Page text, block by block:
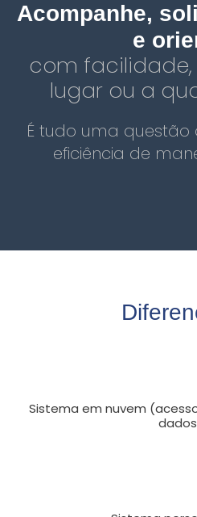
Acompanhe,
e
com
lugar ou a
É tudo uma
eficiência de
Sistema em nuvem